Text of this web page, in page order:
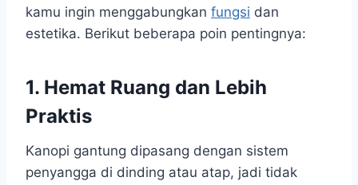
kamu ingin menggabungkan fungsi dan
estetika. Berikut beberapa poin pentingnya:
1. Hemat Ruang dan Lebih
Praktis
Kanopi gantung dipasang dengan sistem
penyangga di dinding atau atap, jadi tidak